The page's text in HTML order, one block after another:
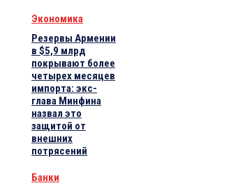
Экономика
Резервы Армении
в $5,9 млрд
покрывают более
четырех месяцев
импорта: экс-
глава Минфина
назвал это
защитой от
внешних
потрясений
Банки